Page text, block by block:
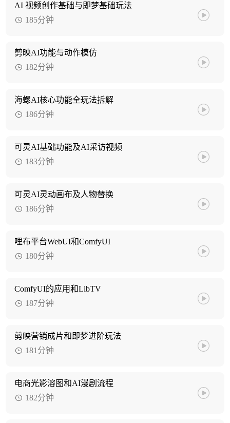
AI 视频创作基础与即梦基础玩法
185分钟
剪映AI功能与动作模仿
182分钟
海螺AI核心功能全玩法拆解
186分钟
可灵AI基础功能及AI采访视频
183分钟
可灵AI灵动画布及人物替换
186分钟
哩布平台WebUI和ComfyUI
180分钟
ComfyUI的应用和LibTV
187分钟
剪映营销成片和即梦进阶玩法
181分钟
电商光影溶图和AI漫剧流程
182分钟